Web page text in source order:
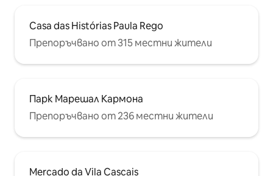
собствената си кола.
Casa das Histórias Paula Rego
Препоръчвано от 315 местни жители
Парк Марешал Кармона
Препоръчвано от 236 местни жители
Mercado da Vila Cascais